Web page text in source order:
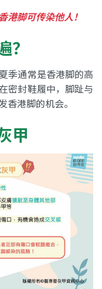
港脚可传染他人！
季通常是香港脚的高
密封鞋履中，脚趾与
港脚的机会。
甲